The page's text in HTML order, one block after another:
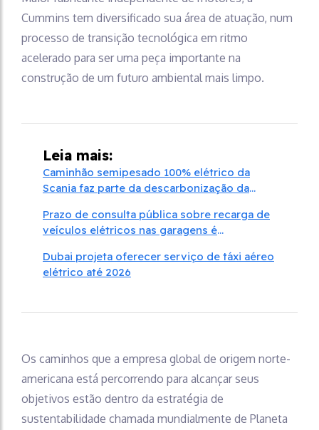
Cummins tem diversificado sua área de atuação, num
processo de transição tecnológica em ritmo
acelerado para ser uma peça importante na
construção de um futuro ambiental mais limpo.
Leia mais:
Caminhão semipesado 100% elétrico da
Scania faz parte da descarbonização da
Prazo de consulta pública sobre recarga de
veículos elétricos nas garagens é
Dubai projeta oferecer serviço de táxi aéreo
elétrico até 2026
Os caminhos que a empresa global de origem norte-
americana está percorrendo para alcançar seus
objetivos estão dentro da estratégia de
sustentabilidade chamada mundialmente de Planeta